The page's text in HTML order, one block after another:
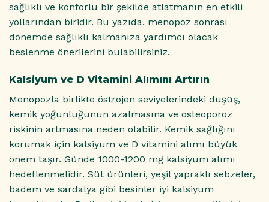
sağlıklı ve konforlu bir şekilde atlatmanın en etkili
yollarından biridir. Bu yazıda, menopoz sonrası
dönemde sağlıklı kalmanıza yardımcı olacak
beslenme önerilerini bulabilirsiniz.
Kalsiyum ve D Vitamini Alımını Artırın
Menopozla birlikte östrojen seviyelerindeki düşüş,
kemik yoğunluğunun azalmasına ve osteoporoz
riskinin artmasına neden olabilir. Kemik sağlığını
korumak için kalsiyum ve D vitamini alımı büyük
önem taşır. Günde 1000-1200 mg kalsiyum alımı
hedeflenmelidir. Süt ürünleri, yeşil yapraklı sebzeler,
badem ve sardalya gibi besinler iyi kalsiyum